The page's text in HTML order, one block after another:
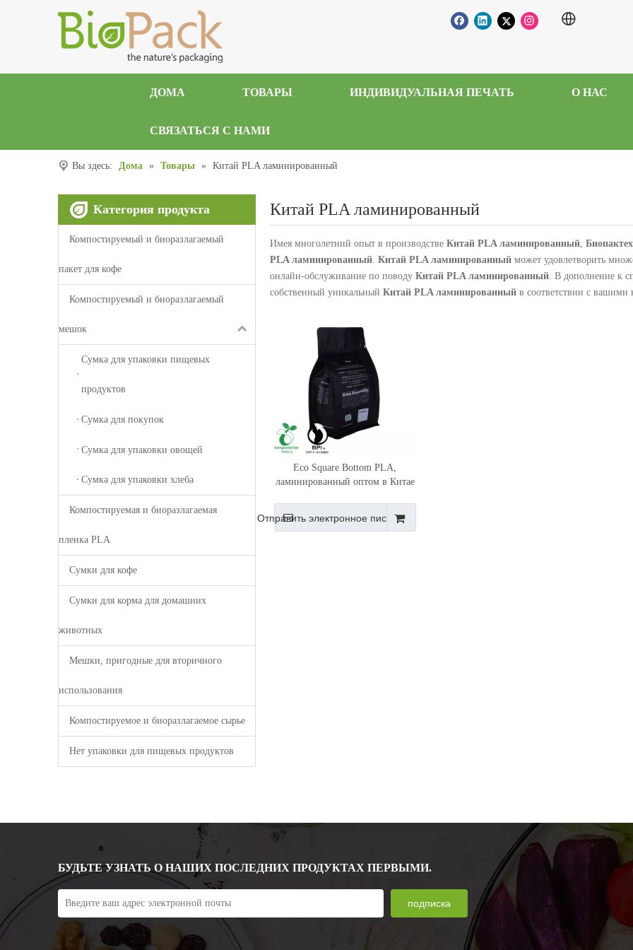
ДОМА ТОВАРЫ ИНДИВИДУАЛЬНАЯ ПЕЧАТЬ О НАС
СВЯЗАТЬСЯ С НАМИ
Вы здесь: Дома » Товары » Китай PLA ламинированный
Категория продукта
Компостируемый и биоразлагаемый
пакет для кофе
Компостируемый и биоразлагаемый
мешок
Сумка для упаковки пищевых
продуктов
Сумка для покупок
Сумка для упаковки овощей
Сумка для упаковки хлеба
Компостируемая и биоразлагаемая
пленка PLA
Сумки для кофе
Сумки для корма для домашних
животных
Мешки, пригодные для вторичного
использования
Компостируемое и биоразлагаемое сырье
Нет упаковки для пищевых продуктов
Китай PLA ламинированный
Имея многолетний опыт в производстве Китай PLA ламинированный,
PLA ламинированный. Китай PLA ламинированный может удовлетворить
онлайн-обслуживание по поводу Китай PLA ламинированный. В дополнение к
собственный уникальный Китай PLA ламинированный в соответствии с вашими
Eco Square Bottom PLA,
ламинированный оптом в Китае
Отправить электронное письмо
БУДЬТЕ УЗНАТЬ О НАШИХ ПОСЛЕДНИХ ПРОДУКТАХ ПЕРВЫМИ.
подписка